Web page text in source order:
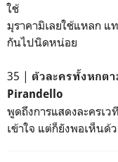
ใช้
มุราคามิเลยใช้แหลก แ
กันไปนิดหน่อย
35 | ตัวละครทั้งหกต
Pirandello
พูดถึงการแสดงละครเ
เข้าใจ แต่ก็ยังพอเห็น